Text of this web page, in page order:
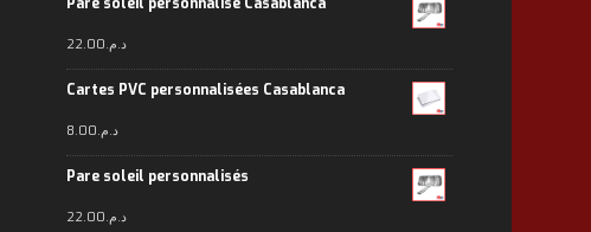
د.م.22.00
Cartes PVC personnalisées Casablanca
د.م.8.00
Pare soleil personnalisés
د.م.22.00